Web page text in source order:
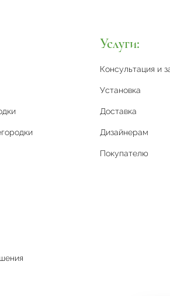
Услуги:
Консультация и
Установка
Доставка
Дизайнерам
Покупателю